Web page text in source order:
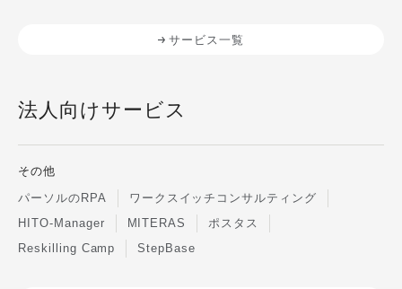
サービス一覧
法人向けサービス
その他
パーソルのRPA
ワークスイッチコンサルティング
HITO-Manager
MITERAS
ポスタス
Reskilling Camp
StepBase